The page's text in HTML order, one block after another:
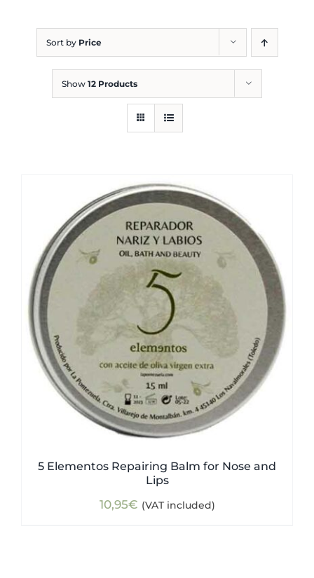
Sort by Price
Show 12 Products
5 Elementos Repairing Balm for Nose and
Lips
10,95€ (VAT included)